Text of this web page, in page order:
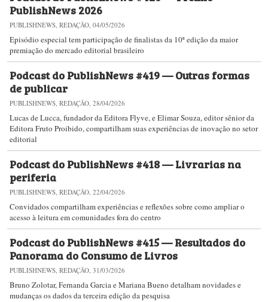
PublishNews 2026
PUBLISHNEWS, REDAÇÃO, 04/05/2026
Episódio especial tem participação de finalistas da 10ª edição da maior
premiação do mercado editorial brasileiro
Podcast do PublishNews #419 — Outras formas
de publicar
PUBLISHNEWS, REDAÇÃO, 28/04/2026
Lucas de Lucca, fundador da Editora Flyve, e Elimar Souza, editor sênior da
Editora Fruto Proibido, compartilham suas experiências de inovação no setor
editorial
Podcast do PublishNews #418 — Livrarias na
periferia
PUBLISHNEWS, REDAÇÃO, 22/04/2026
Convidados compartilham experiências e reflexões sobre como ampliar o
acesso à leitura em comunidades fora do centro
Podcast do PublishNews #415 — Resultados do
Panorama do Consumo de Livros
PUBLISHNEWS, REDAÇÃO, 31/03/2026
Bruno Zolotar, Fernanda Garcia e Mariana Bueno detalham novidades e
mudanças os dados da terceira edição da pesquisa